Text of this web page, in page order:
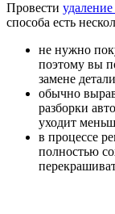
Провести
способа есть
не нужно
поэтому вы
замене
обычно
разборки
уходит
в процессе
полностью